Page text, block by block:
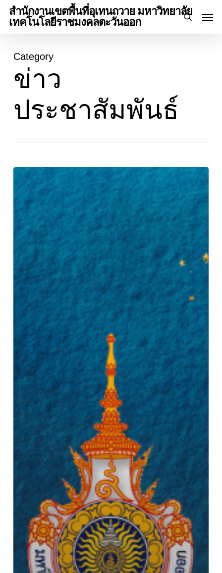
Skipสำนักงานเขตพื้นที่อุเทนถวาย มหาวิทยาลัย
เทคโนโลยีราชมงคลตะวันออก
search
Category
ข่าว
ประชาสัมพันธ์
ซ้อม
ความ
เข้าใจ
เกี่ยว
กับ
ปฎิบัติ
การ
ชดใช้
เงิน
กรณี
บุคลากร
ทุน
สำเร็จ
การ
ศึกษา